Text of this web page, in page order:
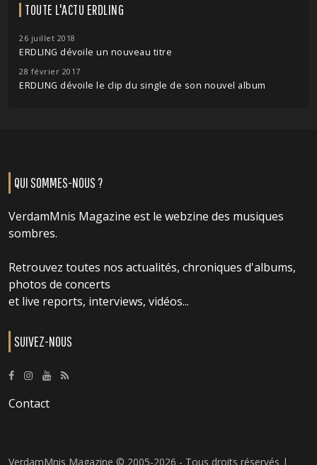
TOUTE L'ACTU ERDLING
26 juillet 2018
ERDLING dévoile un nouveau titre
28 février 2017
ERDLING dévoile le clip du single de son nouvel album
QUI SOMMES-NOUS ?
VerdamMnis Magazine est le webzine des musiques
sombres.
Retrouvez toutes nos actualités, chroniques d'albums,
photos de concerts
et live reports, interviews, vidéos...
SUIVEZ-NOUS
Contact
VerdamMnis Magazine © 2005-2026 - Tous droits réservés |